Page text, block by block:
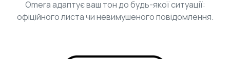
Omera адаптує ваш тон до будь-якої ситуації:
офіційного листа чи невимушеного повідомлення.